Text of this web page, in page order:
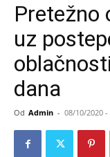
Pretežno
uz
dana
Od Admin - 08/10/2020 -